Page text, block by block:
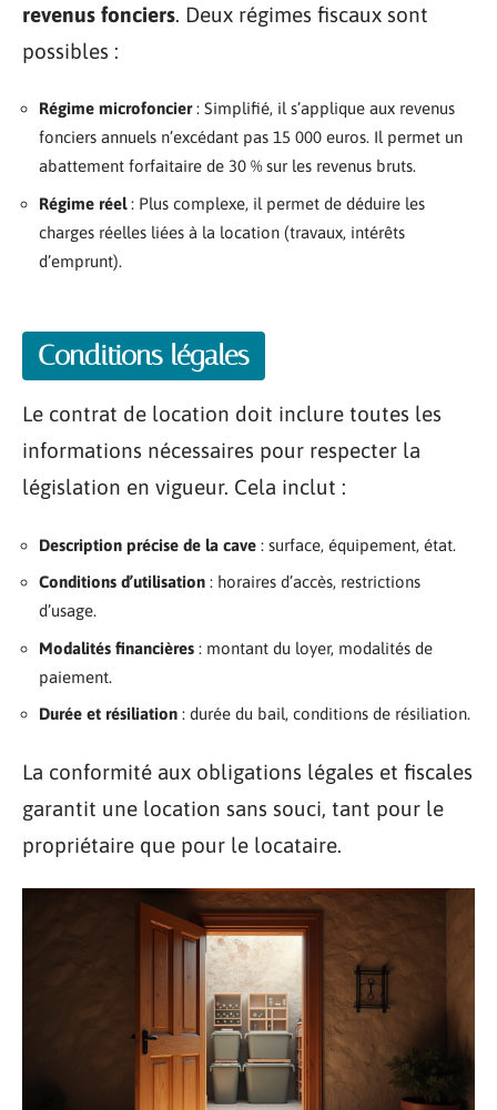
revenus fonciers. Deux régimes fiscaux sont
possibles :
Régime microfoncier: Simplifié, il s’applique aux revenus
fonciers annuels n’excédant pas 15 000 euros. Il permet un
abattement forfaitaire de 30 % sur les revenus bruts.
Régime réel: Plus complexe, il permet de déduire les
charges réelles liées à la location (travaux, intérêts
d’emprunt).
Conditions légales
Le contrat de location doit inclure toutes les
informations nécessaires pour respecter la
législation en vigueur. Cela inclut :
Description précise de la cave : surface, équipement, état.
Conditions d’utilisation : horaires d’accès, restrictions
d’usage.
Modalités financières : montant du loyer, modalités de
paiement.
Durée et résiliation : durée du bail, conditions de résiliation.
La conformité aux obligations légales et fiscales
garantit une location sans souci, tant pour le
propriétaire que pour le locataire.